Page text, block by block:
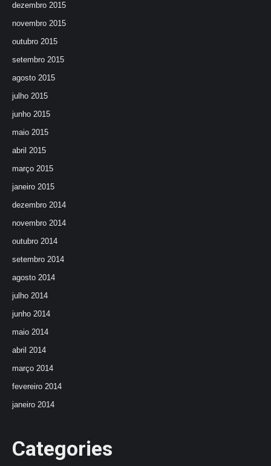
dezembro 2015
novembro 2015
outubro 2015
setembro 2015
agosto 2015
julho 2015
junho 2015
maio 2015
abril 2015
março 2015
janeiro 2015
dezembro 2014
novembro 2014
outubro 2014
setembro 2014
agosto 2014
julho 2014
junho 2014
maio 2014
abril 2014
março 2014
fevereiro 2014
janeiro 2014
Categories